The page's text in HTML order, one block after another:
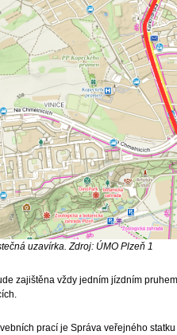
uzavírka. Zdroj: ÚMO Plzeň 1
zajištěna vždy jedním jízdním
prací je Správa veřejného